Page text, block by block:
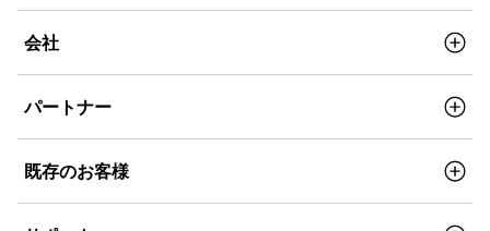
会社
パートナー
既存のお客様